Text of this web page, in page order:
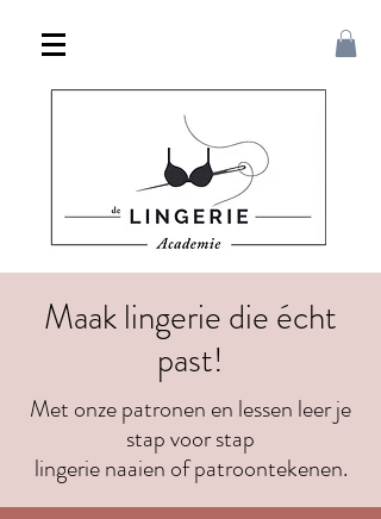
Maak lingerie die écht
past!
Met onze patronen en lessen leer je
stap voor stap
lingerie naaien of patroontekenen.